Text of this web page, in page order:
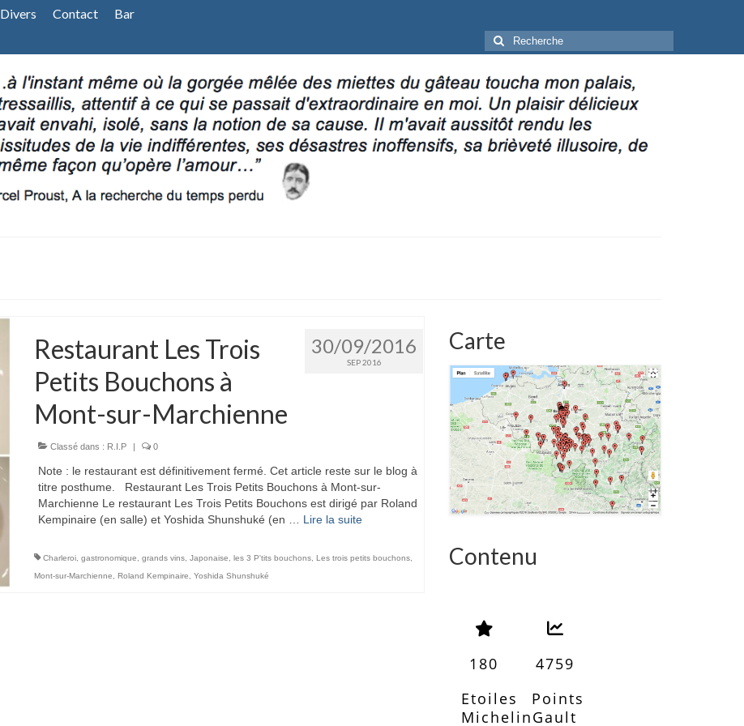
Divers Contact Bar
Rechercher
:
30/09/2016
SEP 2016
Restaurant Les Trois
Petits Bouchons à
Mont-sur-Marchienne
Classé dans : R.I.P | 0
Note : le restaurant est définitivement fermé. Cet article reste sur le blog à
titre posthume. Restaurant Les Trois Petits Bouchons à Mont-sur-
Marchienne Le restaurant Les Trois Petits Bouchons est dirigé par Roland
Kempinaire (en salle) et Yoshida Shunshuké (en … Lire la suite­­
Charleroi, gastronomique grands vins, Japonaise les 3 P'tits bouchons, Les trois petits bouchons,
Mont-sur-Marchienne
Roland Kempinaire Yoshida Shunshuké
Carte
Contenu
180
Etoiles
Michelin
4759
Points
Gault